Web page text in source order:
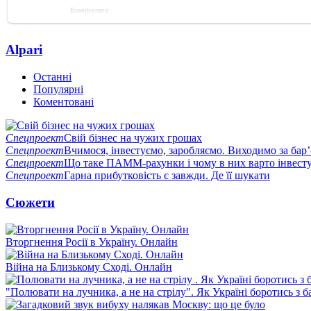
Alpari
Останні
Популярні
Коментовані
СпецпроектСвій бізнес на чужих грошах
СпецпроектВчимося, інвестуємо, заробляємо. Виходимо за
СпецпроектЩо таке ПАММ-рахунки і чому в них варто
СпецпроектГарна прибутковість є завжди. Де її шукати
Сюжети
Вторгнення Росії в Україну. Онлайн
Війна на Близькому Сході. Онлайн
"Полювати на лучника, а не на стрілу". Як Україні боротись з